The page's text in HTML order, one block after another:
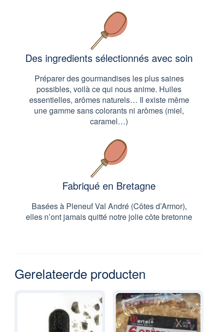
Des ingredients sélectionnés avec soin
Préparer des gourmandises les plus saines
possibles, voilà ce qui nous anime. Huiles
essentielles, arômes naturels… Il existe même
une gamme sans colorants ni arômes (miel,
caramel…)
Fabriqué en Bretagne
Basées à Pleneuf Val André (Côtes d’Armor),
elles n’ont jamais quitté notre jolie côte bretonne
Gerelateerde producten